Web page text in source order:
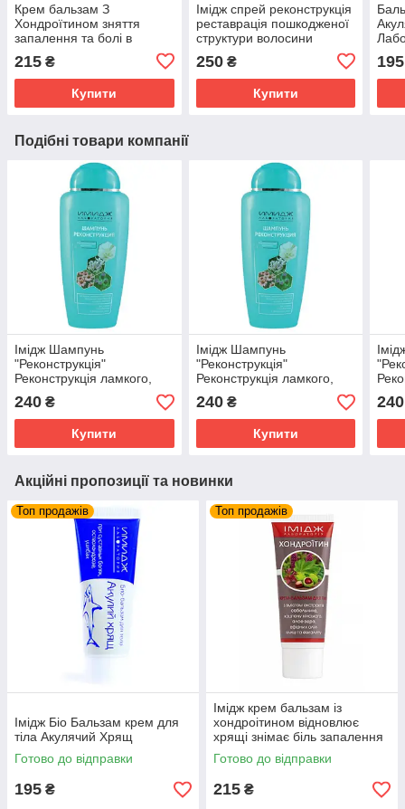
Крем бальзам З
Хондроїтином зняття
запалення та болі в
суглобах, м'язах і хребті
Імідж Лабораторія
215 ₴
Купити
Імідж спрей реконструкція
реставрація пошкодженої
структури волосини
250₴
Купити
195
Подібні товари компанії
Імідж Шампунь
"Реконструкція"
Реконструкція ламкого,
пошкодженого та
фарбованого волосся з
керапептидним
комплексом
240 ₴
Купити
Імідж Шампунь
"Реконструкція"
Реконструкція ламкого,
пошкодженого та
фарбованого волосся з
керапептидним
комплексом
240₴
Купити
240
Акційні пропозиції та новинки
Топ продажів
Імідж Біо Бальзам крем для
тіла Акулячий Хрящ
Готово до відправки
195 ₴
Топ продажів
Імідж крем бальзам із
хондроітином відновлює
хрящі знімає біль запалення
суглобів та м'язів
Готово до відправки
215 ₴